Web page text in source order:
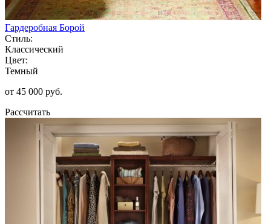
Гардеробная Борой
Стиль:
Классический
Цвет:
Темный
от 45 000 руб.
Рассчитать